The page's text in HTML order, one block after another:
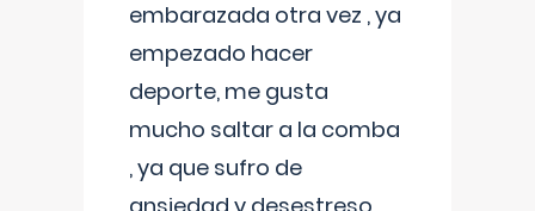
embarazada otra vez , ya
empezado hacer
deporte, me gusta
mucho saltar a la comba
, ya que sufro de